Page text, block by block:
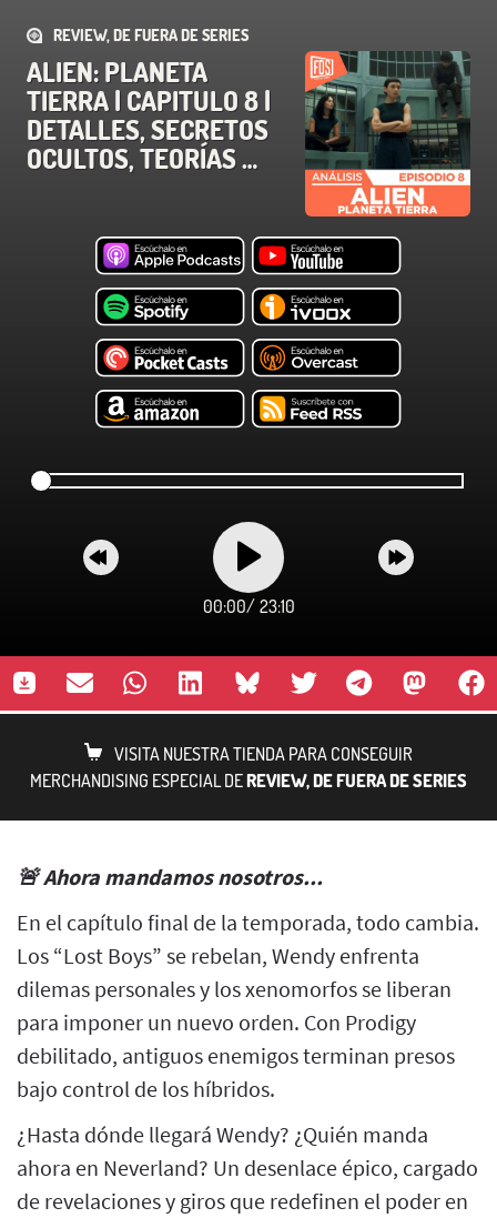
REVIEW, DE FUERA DE SERIES
ALIEN: PLANETA
TIERRA | CAPITULO 8 |
DETALLES, SECRETOS
OCULTOS, TEORÍAS …
00:00/ 23:10
VISITA NUESTRA TIENDA PARA CONSEGUIR
MERCHANDISING ESPECIAL DEREVIEW, DE FUERA DE SERIES
🚨 Ahora mandamos nosotros...
En el capítulo final de la temporada, todo cambia.
Los “Lost Boys” se rebelan, Wendy enfrenta
dilemas personales y los xenomorfos se liberan
para imponer un nuevo orden. Con Prodigy
debilitado, antiguos enemigos terminan presos
bajo control de los híbridos.
¿Hasta dónde llegará Wendy? ¿Quién manda
ahora en Neverland? Un desenlace épico, cargado
de revelaciones y giros que redefinen el poder en